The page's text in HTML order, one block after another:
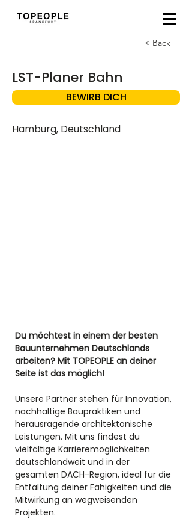
LST-Planer Bahn
BEWIRB DICH
Hamburg, Deutschland
< Back
Du möchtest in einem der besten
Bauunternehmen Deutschlands
arbeiten? Mit TOPEOPLE an deiner
Seite ist das möglich!
Unsere Partner stehen für Innovation,
nachhaltige Baupraktiken und
herausragende architektonische
Leistungen. Mit uns findest du
vielfältige Karrieremöglichkeiten
deutschlandweit und in der
gesamten DACH-Region, ideal für die
Entfaltung deiner Fähigkeiten und die
Mitwirkung an wegweisenden
Projekten.